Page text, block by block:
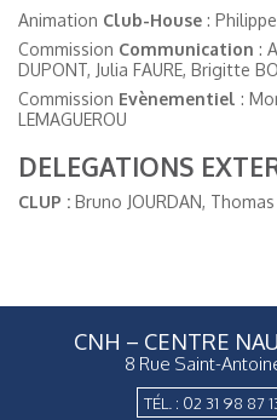
Animation Club-House :
Commission Communication :
DUPONT, Julia FAURE, Brigitte
Commission Evènementiel :
LEMAGUEROU
DELEGATIONS
CLUP : Bruno JOURDAN,
CNH – CENTRE
8 Rue Saint-
TÉL. : 02 31 98 87